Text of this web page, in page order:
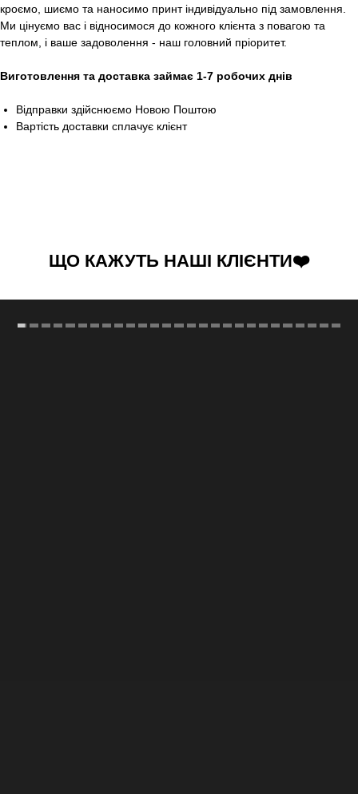
кроємо, шиємо та наносимо принт індивідуально під замовлення.
Ми цінуємо вас і відносимося до кожного клієнта з повагою та
теплом, і ваше задоволення - наш головний пріоритет.
Виготовлення та доставка займає 1-7 робочих днів
Відправки здійснюємо Новою Поштою
Вартість доставки сплачує клієнт
ЩО КАЖУТЬ НАШІ КЛІЄНТИ❤️